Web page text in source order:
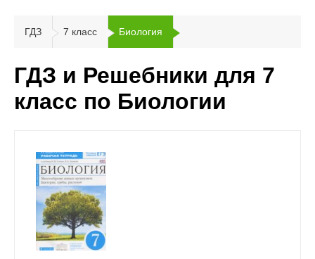
ГДЗ 7 класс Биология
ГДЗ и Решебники для 7
класс по Биологии